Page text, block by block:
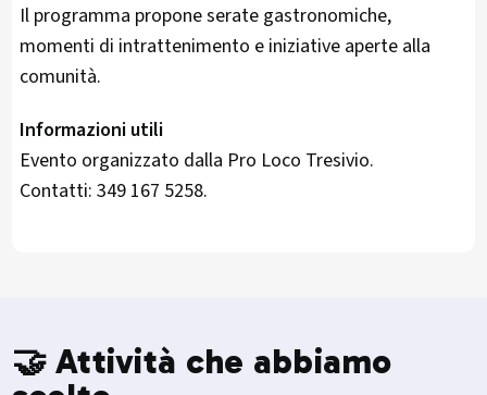
Il programma propone serate gastronomiche,
momenti di intrattenimento e iniziative aperte alla
comunità.
Informazioni utili
Evento organizzato dalla Pro Loco Tresivio.
Contatti: 349 167 5258.
🤝 Attività che abbiamo